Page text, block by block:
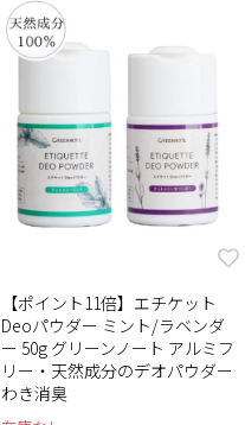
【ポイント11倍】エチケット
Deoパウダー ミント/ラベンダ
ー 50g グリーンノート アルミフ
リー・天然成分のデオパウダー
わき消臭